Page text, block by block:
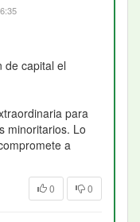
de capital el
para
minoritarios. Lo
a
0 0